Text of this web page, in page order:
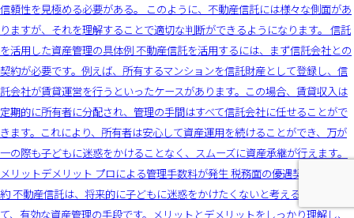
信頼性を見極める必要がある。 このように、不動産信託には様々な側面があ
りますが、それを理解することで適切な判断ができるようになります。 信託
を活用した資産管理の具体例 不動産信託を活用するには、まず信託会社との
契約が必要です。例えば、所有するマンションを信託財産として登録し、信
託会社が賃貸運営を行うといったケースがあります。この場合、賃貸収入は
定期的に所有者に分配され、管理の手間はすべて信託会社に任せることがで
きます。これにより、所有者は安心して資産運用を続けることができ、万が
一の際も子どもに迷惑をかけることなく、スムーズに資産承継が行えます。
メリットデメリット プロによる管理手数料が発生 税務面の優遇契約内容の制
約 不動産信託は、将来的に子どもに迷惑をかけたくないと考える方にとっ
て、有効な資産管理の手段です。メリットとデメリットをしっかり理解し、